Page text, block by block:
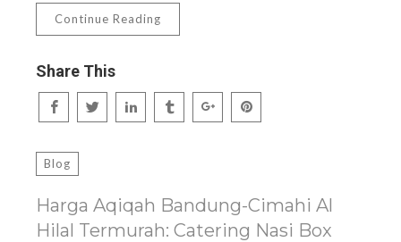
Continue Reading
Share This
Blog
Harga Aqiqah Bandung-Cimahi Al
Hilal Termurah: Catering Nasi Box